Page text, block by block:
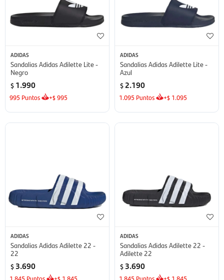
ADIDAS
Sandalias Adidas Adilette Lite -
Negro
$ 1.990
995 Puntos +$995
ADIDAS
Sandalias Adidas Adilette Lite -
Azul
$ 2.190
1.095 Puntos +$ 1.095
ADIDAS
Sandalias Adidas Adilette 22 -
22
$ 3.690
1.845 Puntos + 1.845
ADIDAS
Sandalias Adidas Adilette 22 -
Adilette 22
$ 3.690
1.845 Puntos + 1.845